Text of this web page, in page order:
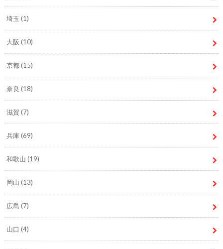
埼玉 (1)
大阪 (10)
京都(15)
奈良 (18)
滋賀 (7)
兵庫(69)
和歌山 (19)
岡山 (13)
広島 (7)
山口 (4)